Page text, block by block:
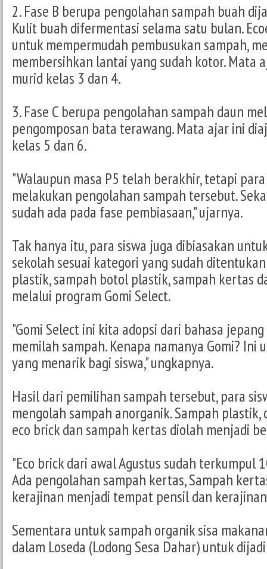
2. Fase B berupa pengolahan sampah buah
Kulit buah difermentasi selama satu bulan.
untuk mempermudah pembusukan sampah,
membersihkan lantai yang sudah kotor. Mata
murid kelas 3 dan 4.
3. Fase C berupa pengolahan sampah daun
pengomposan bata terawang. Mata ajar ini
kelas 5 dan 6.
"Walaupun masa P5 telah berakhir, tetapi
melakukan pengolahan sampah tersebut.
sudah ada pada fase pembiasaan," ujarnya.
Tak hanya itu, para siswa juga dibiasakan
sekolah sesuai kategori yang sudah
plastik, sampah botol plastik, sampah kertas
melalui program Gomi Select.
"Gomi Select ini kita adopsi dari bahasa
memilah sampah. Kenapa namanya Gomi? Ini
yang menarik bagi siswa," ungkapnya.
Hasil dari pemilihan sampah tersebut, para
mengolah sampah anorganik. Sampah
eco brick dan sampah kertas diolah menjadi
"Eco brick dari awal Agustus sudah terkumpul
Ada pengolahan sampah kertas, Sampah
kerajinan menjadi tempat pensil dan
Sementara untuk sampah organik sisa
dalam Loseda (Lodong Sesa Dahar) untuk